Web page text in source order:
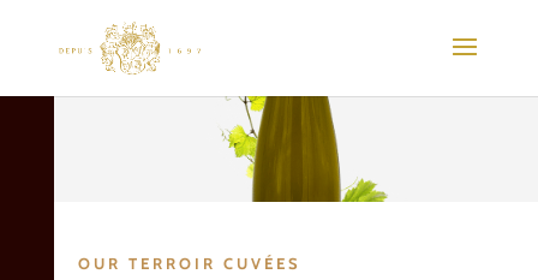
OUR TERROIR CUVÉES